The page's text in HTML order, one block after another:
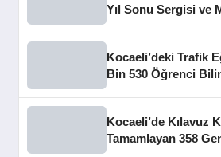
Yıl Sonu Sergisi ve
Kocaeli’deki Trafik
Bin 530 Öğrenci
Kocaeli’de Kılavuz
Tamamlayan 358